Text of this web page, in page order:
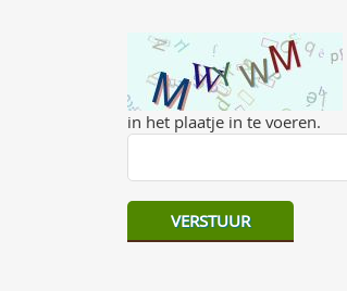
in het plaatje in te voeren.